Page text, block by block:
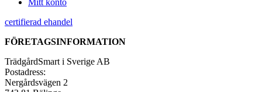
Mitt konto
certifierad ehandel
FÖRETAGSINFORMATION
TrädgårdSmart i Sverige AB
Postadress:
Nergårdsvägen 2